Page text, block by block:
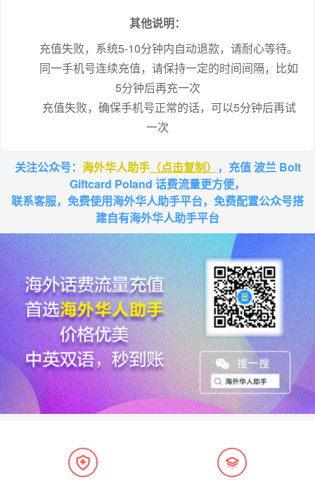
其他说明：
充值失败，系统5-10分钟内自动退款，请耐心等待。
同一手机号连续充值，请保持一定的时间间隔，比如
5分钟后再充一次
充值失败，确保手机号正常的话，可以5分钟后再试
一次
关注公众号： 海外华人助手（点击复制） ，充值 波兰 Bolt
Giftcard Poland 话费流量更方便，
联系客服，免费使用海外华人助手平台，免费配置公众号搭
建自有海外华人助手平台